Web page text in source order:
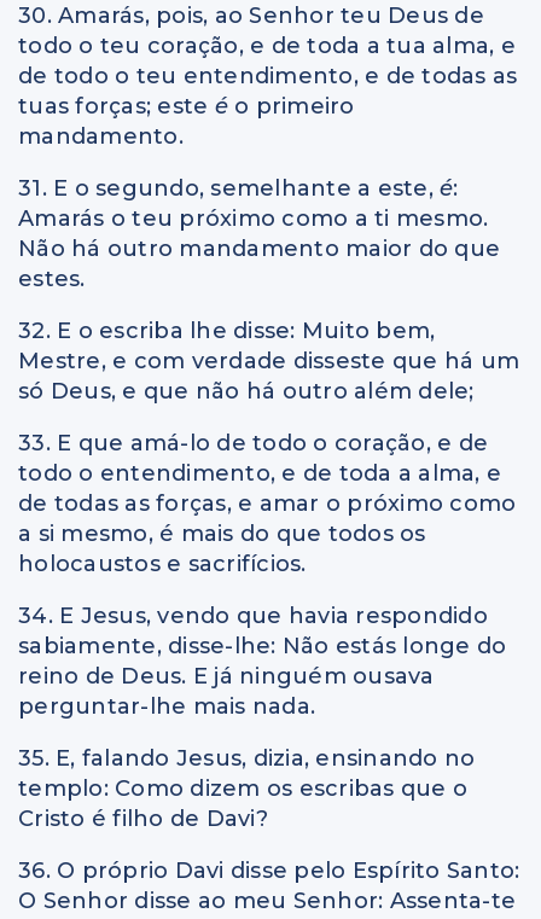
30. Amarás, pois, ao Senhor teu Deus de
todo o teu coração, e de toda a tua alma, e
de todo o teu entendimento, e de todas as
tuas forças; este é o primeiro
mandamento.
31. E o segundo, semelhante a este, é:
Amarás o teu próximo como a ti mesmo.
Não há outro mandamento maior do que
estes.
32. E o escriba lhe disse: Muito bem,
Mestre, e com verdade disseste que há um
só Deus, e que não há outro além dele;
33. E que amá-lo de todo o coração, e de
todo o entendimento, e de toda a alma, e
de todas as forças, e amar o próximo como
a si mesmo, é mais do que todos os
holocaustos e sacrifícios.
34. E Jesus, vendo que havia respondido
sabiamente, disse-lhe: Não estás longe do
reino de Deus. E já ninguém ousava
perguntar-lhe mais nada.
35. E, falando Jesus, dizia, ensinando no
templo: Como dizem os escribas que o
Cristo é filho de Davi?
36. O próprio Davi disse pelo Espírito Santo:
O Senhor disse ao meu Senhor: Assenta-te